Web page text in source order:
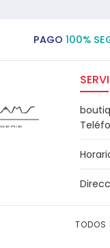
PAGO 100%
TODOS